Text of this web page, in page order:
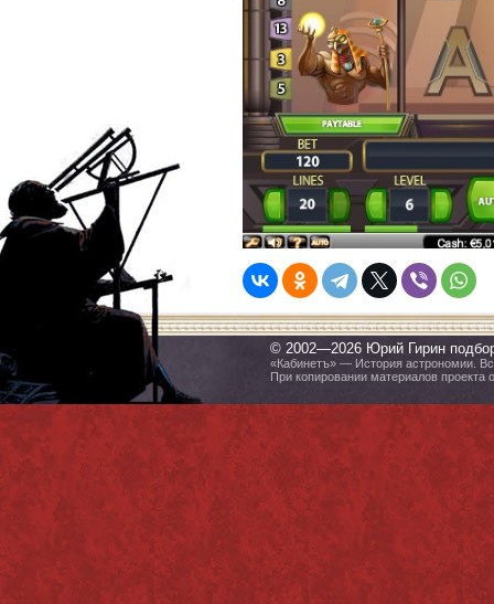
© 2002—2026 Юрий Гирин
«Кабинетъ» — История астрономии.
При копировании материалов проекта